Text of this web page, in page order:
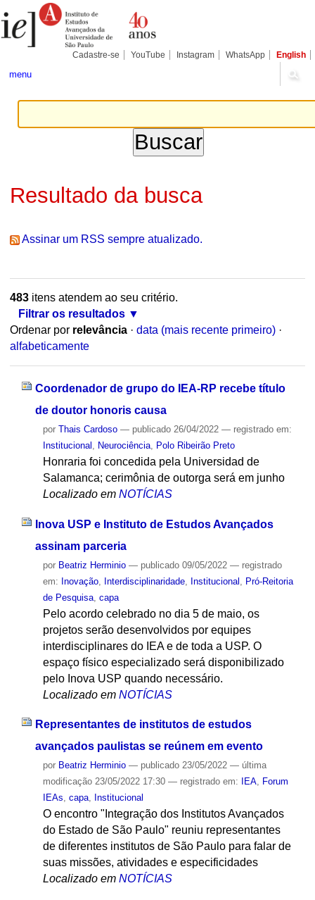
para
conteúdo.
Pessoais
Cadastre-se YouTube Instagram WhatsApp English
menu
Resultado da busca
Assinar um RSS sempre atualizado.
483itens atendem ao seu critério.
Filtrar os resultados
Ordenar por relevância · data (mais recente primeiro) ·
alfabeticamente
Coordenador de grupo do IEA-RP recebe título
de doutor honoris causa
por Thais Cardoso — publicado26/04/2022 — registrado em:
Institucional
Neurociência, Polo Ribeirão Preto
Honraria foi concedida pela Universidad de
Salamanca; cerimônia de outorga será em junho
Localizado em NOTÍCIAS
Inova USP e Instituto de Estudos Avançados
assinam parceria
por Beatriz Herminio — publicado09/05/2022 — registrado
em: Inovação, Interdisciplinaridade, Institucional
Pró-Reitoria
de Pesquisa, capa
Pelo acordo celebrado no dia 5 de maio, os
projetos serão desenvolvidos por equipes
interdisciplinares do IEA e de toda a USP. O
espaço físico especializado será disponibilizado
pelo Inova USP quando necessário.
Localizado em NOTÍCIAS
Representantes de institutos de estudos
avançados paulistas se reúnem em evento
por Beatriz Herminio — publicado23/05/2022 — última
modificação23/05/2022 17:30 — registrado em: IEA, Forum
IEAs, capa, Institucional
O encontro "Integração dos Institutos Avançados
do Estado de São Paulo" reuniu representantes
de diferentes institutos de São Paulo para falar de
suas missões, atividades e especificidades
Localizado em NOTÍCIAS